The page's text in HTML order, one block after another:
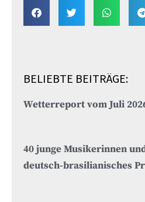
BELIEBTE BEITRÄGE:
Wetterreport vom Juli
40 junge Musikerinnen
deutsch-brasilianisches